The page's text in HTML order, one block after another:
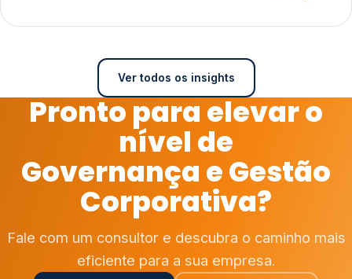
Ver todos os insights
Pronto para elevar o
nível de
Governança e Gestão
Corporativa?
Fale com um consultor e descubra o caminho mais
eficiente para a sua empresa.